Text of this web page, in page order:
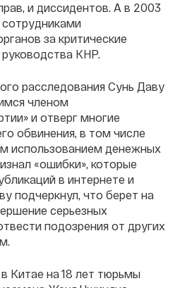
и диссидентов. А в 2003
за критические
КНР.
расследования Сунь Даву
членом
и отверг многие
обвинения, в том числе
использованием денежных
«ошибки», которые
в интернете и
подчеркнул, что берет на
серьезных
подозрения от других
Китае на 18 лет тюрьмы